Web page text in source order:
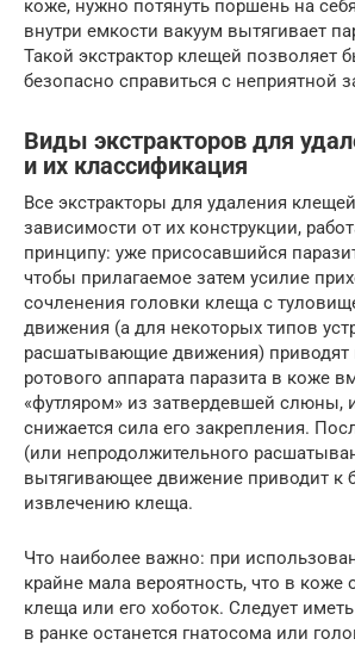
коже, нужно потянуть поршень на
внутри емкости вакуум вытягивает
Такой экстрактор клещей позволяет
безопасно справиться с неприятной
Виды экстракторов для
и их классификация
Все экстракторы для удаления
зависимости от их конструкции,
принципу: уже присосавшийся
чтобы прилагаемое затем усилие
сочленения головки клеща с
движения (а для некоторых типов
расшатывающие движения)
ротового аппарата паразита в коже
«футляром» из затвердевшей слюны,
снижается сила его закрепления.
(или непродолжительного
вытягивающее движение приводит к
извлечению клеща.
Что наиболее важно: при
крайне мала вероятность, что в коже
клеща или его хоботок. Следует
в ранке останется гнатосома или